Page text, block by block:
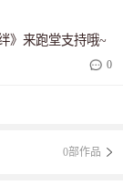
》来跑堂支持哦~
0
0部作品